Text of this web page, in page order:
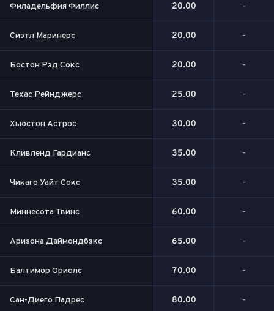
Филадельфия Филлис 20.00 -
Сиэтл Маринерс 20.00 -
Бостон Рэд Сокс 20.00 -
Техас Рейнджерс 25.00 -
Хьюстон Астрос 30.00 -
Кливленд Гардианс 35.00 -
Чикаго Уайт Сокс 35.00 -
Миннесота Твинс 60.00 -
Аризона Даймондбэкс 65.00 -
Балтимор Ориолс 70.00 -
Сан-Диего Падрес 80.00 -